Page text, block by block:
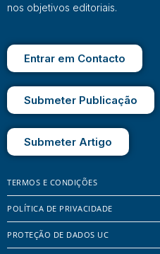
nos objetivos editoriais.
Entrar em Contacto
Submeter Publicação
Submeter Artigo
TERMOS E CONDIÇÕES
POLÍTICA DE PRIVACIDADE
PROTEÇÃO DE DADOS UC